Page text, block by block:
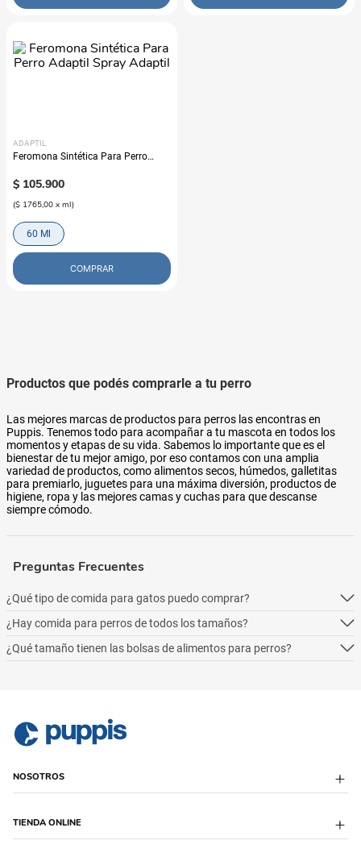
ADAPTIL
Feromona Sintética Para Perro
$ 105.900
($ 1765,00 x ml)
60 Ml
COMPRAR
Productos que podés comprarle a tu perro
Las mejores marcas de productos para perros las encontras en
Puppis. Tenemos todo para acompañar a tu mascota en todos los
momentos y etapas de su vida. Sabemos lo importante que es el
bienestar de tu mejor amigo, por eso contamos con una amplia
variedad de productos, como alimentos secos, húmedos, galletitas
para premiarlo, juguetes para una máxima diversión, productos de
higiene, ropa y las mejores camas y cuchas para que descanse
siempre cómodo.
Preguntas Frecuentes
¿Qué tipo de comida para gatos puedo comprar?
Podés comprar online 5 tipos: alimento seco para perros, alimento
húmedo, alimento medicado, para necesidades especialesy alimentos
¿Hay comida para perros de todos los tamaños?
Podés comprar online 5 tipos: alimento seco para perros, alimento
¿Qué tamaño tienen las bolsas de alimentos para perros?
NOSOTROS
TIENDA ONLINE